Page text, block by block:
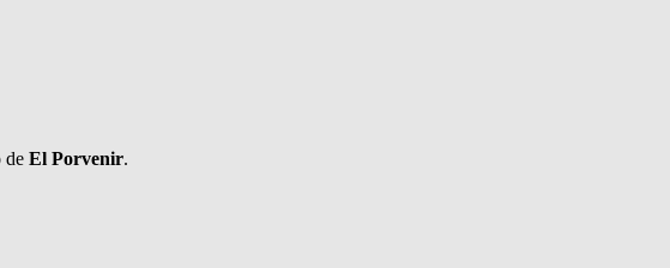
de El Porvenir.